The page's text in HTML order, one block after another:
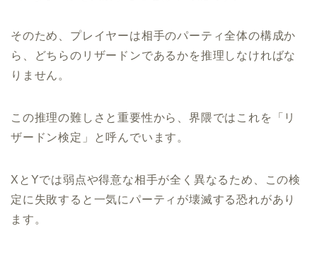
そのため、プレイヤーは相手のパーティ全体の構成か
ら、どちらのリザードンであるかを推理しなければな
りません。
この推理の難しさと重要性から、界隈ではこれを「リ
ザードン検定」と呼んでいます。
XとYでは弱点や得意な相手が全く異なるため、この検
定に失敗すると一気にパーティが壊滅する恐れがあり
ます。